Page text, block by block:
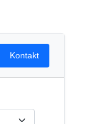
Kontakt